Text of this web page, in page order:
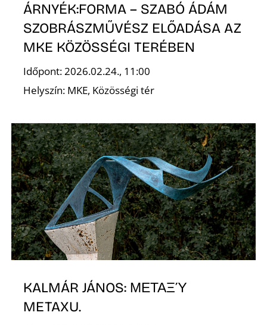
ÁRNYÉK:FORMA – SZABÓ ÁDÁM
SZOBRÁSZMŰVÉSZ ELŐADÁSA AZ
MKE KÖZÖSSÉGI TERÉBEN
Időpont: 2026.02.24., 11:00
Helyszín: MKE, Közösségi tér
KALMÁR JÁNOS: ΜΕΤΑΞΎ
METAXU.